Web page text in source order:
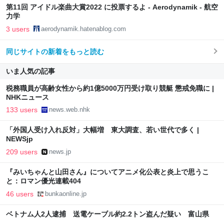
第11回 アイドル楽曲大賞2022 に投票するよ - Aerodynamik - 航空
力学
3 users aerodynamik.hatenablog.com
同じサイトの新着をもっと読む
いま人気の記事
税務職員が高齢女性から約1億5000万円受け取り競艇 懲戒免職に |
NHKニュース
133 users news.web.nhk
「外国人受け入れ反対」大幅増 東大調査、若い世代で多く |
NEWSjp
209 users news.jp
『みいちゃんと山田さん』についてアニメ化公表と炎上で思うこ
と：ロマン優光連載404
46 users bunkaonline.jp
ベトナム人2人逮捕 送電ケーブル約2.2トン盗んだ疑い 富山県